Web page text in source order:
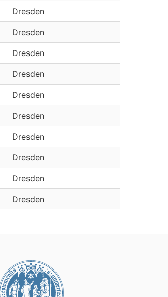
Dresden
Dresden
Dresden
Dresden
Dresden
Dresden
Dresden
Dresden
Dresden
Dresden